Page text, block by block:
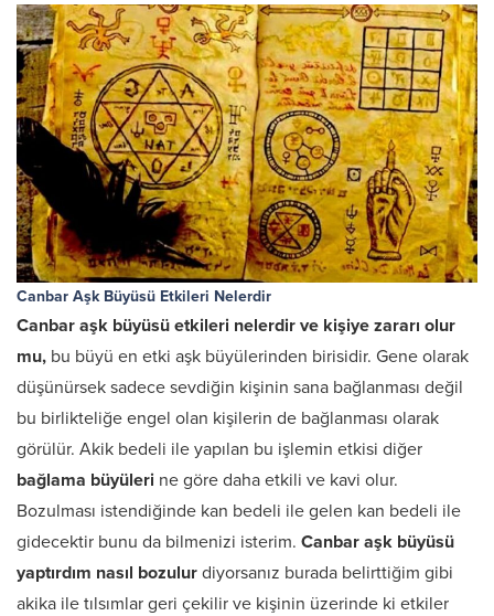
Canbar Aşk Büyüsü Etkileri Nelerdir
Canbar aşk büyüsü etkileri nelerdir ve kişiye zararı olur
mu, bu büyü en etki aşk büyülerinden birisidir. Gene olarak
düşünürsek sadece sevdiğin kişinin sana bağlanması değil
bu birlikteliğe engel olan kişilerin de bağlanması olarak
görülür. Akik bedeli ile yapılan bu işlemin etkisi diğer
bağlama büyüleri ne göre daha etkili ve kavi olur.
Bozulması istendiğinde kan bedeli ile gelen kan bedeli ile
gidecektir bunu da bilmenizi isterim. Canbar aşk büyüsü
yaptırdım nasıl bozulur diyorsanız burada belirttiğim gibi
akika ile tılsımlar geri çekilir ve kişinin üzerinde ki etkiler